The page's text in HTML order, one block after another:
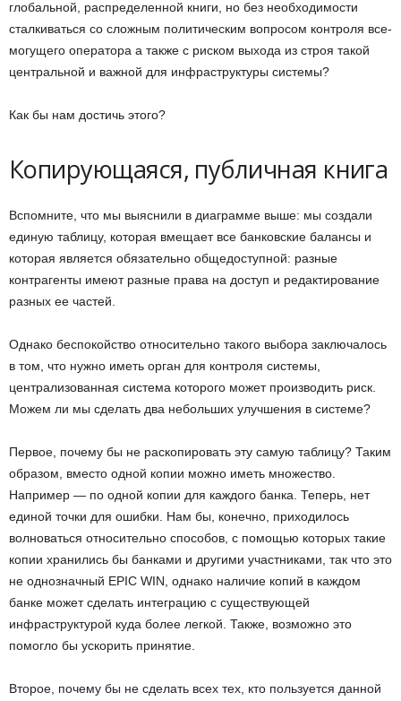
глобальной, распределенной книги, но без необходимости
сталкиваться со сложным политическим вопросом контроля все-
могущего оператора а также с риском выхода из строя такой
центральной и важной для инфраструктуры системы?
Как бы нам достичь этого?
Копирующаяся, публичная книга
Вспомните, что мы выяснили в диаграмме выше: мы создали
единую таблицу, которая вмещает все банковские балансы и
которая является обязательно общедоступной: разные
контрагенты имеют разные права на доступ и редактирование
разных ее частей.
Однако беспокойство относительно такого выбора заключалось
в том, что нужно иметь орган для контроля системы,
централизованная система которого может производить риск.
Можем ли мы сделать два небольших улучшения в системе?
Первое, почему бы не раскопировать эту самую таблицу? Таким
образом, вместо одной копии можно иметь множество.
Например — по одной копии для каждого банка. Теперь, нет
единой точки для ошибки. Нам бы, конечно, приходилось
волноваться относительно способов, с помощью которых такие
копии хранились бы банками и другими участниками, так что это
не однозначный EPIC WIN, однако наличие копий в каждом
банке может сделать интеграцию с существующей
инфраструктурой куда более легкой. Также, возможно это
помогло бы ускорить принятие.
Второе, почему бы не сделать всех тех, кто пользуется данной